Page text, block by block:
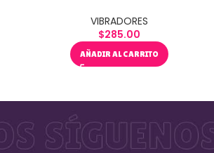
VIBRADORES
$285.00
AÑADIR AL CARRITO